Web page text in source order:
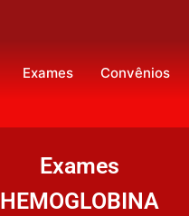
Exames Convênios
Exames
HEMOGLOBINA